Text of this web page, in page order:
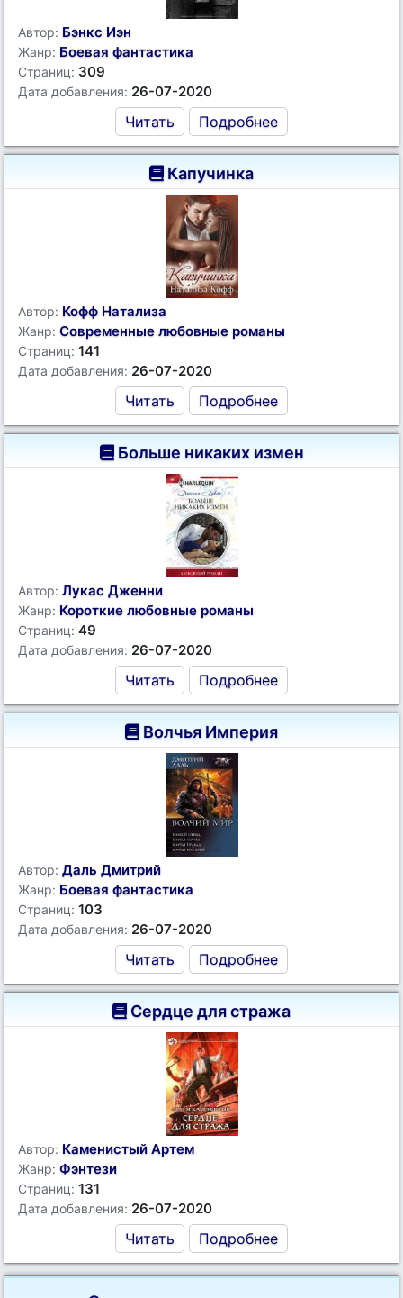
Автор: Бэнкс Иэн
Жанр: Боевая фантастика
Страниц: 309
Дата добавления: 26-07-2020
Читать Подробнее
Капучинка
Автор: Кофф Натализа
Жанр: Современные любовные романы
Страниц: 141
Дата добавления: 26-07-2020
Читать Подробнее
Больше никаких измен
Автор: Лукас Дженни
Жанр: Короткие любовные романы
Страниц: 49
Дата добавления: 26-07-2020
Читать Подробнее
Волчья Империя
Автор: Даль Дмитрий
Жанр: Боевая фантастика
Страниц: 103
Дата добавления: 26-07-2020
Читать Подробнее
Сердце для стража
Автор: Каменистый Артем
Жанр: Фэнтези
Страниц: 131
Дата добавления: 26-07-2020
Читать Подробнее